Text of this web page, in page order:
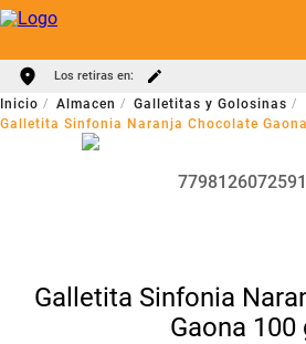
Los retiras en:
Almacen Galletitas y Golosinas
Galletita Sinfonia Naranja Chocolate
7798126072591
Galletita Sinfonia
Gaona 100